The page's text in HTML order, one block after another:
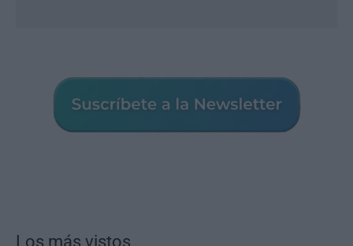
Los más vistos